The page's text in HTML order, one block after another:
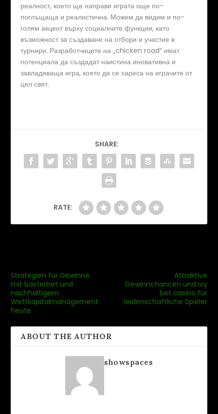
реалност, което ще направи играта още по-
поглъщаща и реалистична. Можем да видим и по-
голям акцент върху социалните функции, като
възможност за създаване на отбори и участие в
турнири. Разработчиците на „chicken road“ имат
потенциала да създадат наистина иновативна и
завладяваща игра, която да се хареса на играчите от
цял свят.
SHARE:
RATE:
Strategien für Gewinne
mit baxterbet und
nachhaltigem
Wettkapitalmanagement
heute
Attraktive
Gewinnchancen und ivy
bet casino für
leidenschaftliche Spieler
ABOUT THE AUTHOR
showspaces